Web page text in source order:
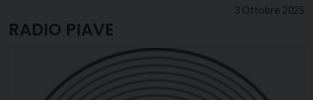
3 Ottobre 2025
RADIO PIAVE